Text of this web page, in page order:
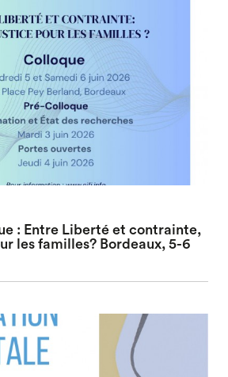
: Entre Liberté et contrainte,
les familles? Bordeaux, 5-6